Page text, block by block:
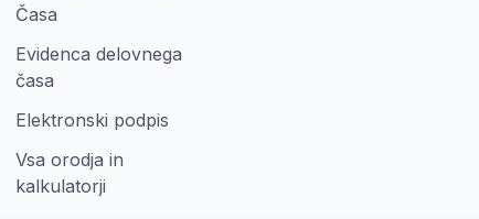
Časa
Evidenca delovnega
časa
Elektronski podpis
Vsa orodja in
kalkulatorji